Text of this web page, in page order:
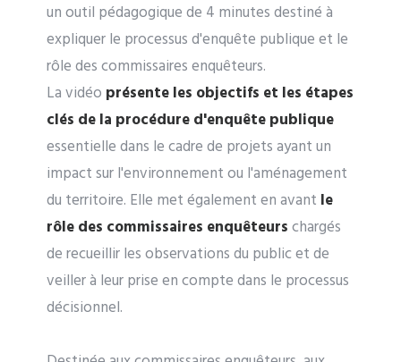
un outil pédagogique de 4 minutes destiné à
expliquer le processus d'enquête publique et le
rôle des commissaires enquêteurs.
La vidéo présente les objectifs et les étapes
clés de la procédure d'enquête publique
essentielle dans le cadre de projets ayant un
impact sur l'environnement ou l'aménagement
du territoire. Elle met également en avant le
rôle des commissaires enquêteurschargés
de recueillir les observations du public et de
veiller à leur prise en compte dans le processus
décisionnel.